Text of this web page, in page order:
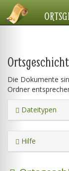
Die Dokumente
Ordner
Dateitypen
Hilfe